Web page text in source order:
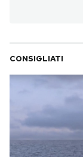
CONSIGLIATI